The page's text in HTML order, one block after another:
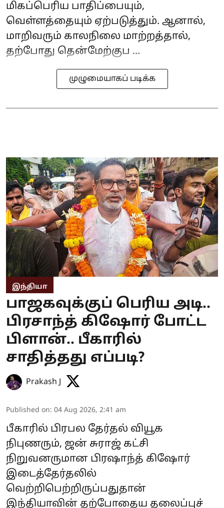
மிகப்பெரிய பாதிப்பையும்,
வெள்ளத்தையும் ஏற்படுத்தும். ஆனால்,
மாறிவரும் காலநிலை மாற்றத்தால்,
தற்போது தென்மேற்குப ...
முழுமையாகப் படிக்க
இந்தியா
பாஜகவுக்குப் பெரிய அடி..
பிரசாந்த் கிஷோர் போட்ட
பிளான்.. பீகாரில்
சாதித்தது எப்படி?
Prakash J
Published on: 04 Aug 2026, 2:41 am
பீகாரில் பிரபல தேர்தல் வியூக
நிபுணரும், ஜன் சுராஜ் கட்சி
நிறுவனருமான பிரஷாந்த் கிஷோர்
இடைத்தேர்தலில்
வெற்றிபெற்றிருப்பதுதான்
இந்தியாவின் தற்போதைய தலைப்புச்